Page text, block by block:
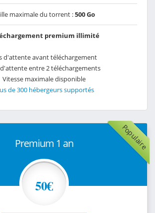
maximale du torrent :500 Go
premium illimité
d'attente avant téléchargement
d'attente entre 2 téléchargements
Vitesse maximale disponible
de 300 hébergeurs supportés
Populaire
Premium 1 an
50€